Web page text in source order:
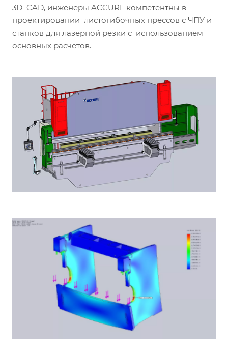
3D CAD, инженеры ACCURL компетентны в
проектировании листогибочных прессов с ЧПУ и
станков для лазерной резки с использованием
основных расчетов.